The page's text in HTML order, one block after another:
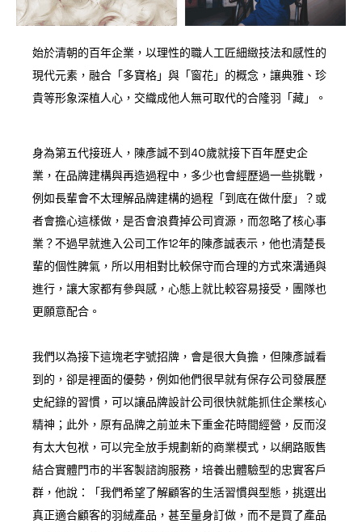
始於清朝的百年企業，以理性的職人工匠細緻技法和感性的
現代元素，融合「多寶格」與「窗花」的概念，讓典雅、珍
貴等形象深植人心，交織成他人無可取代的合隆羽「藏」。
身為第五代接班人，陳彥誠不到40歲就接下百年歷史企
業，在品牌建構與再造過程中，多少也會經歷過一些挑戰，
例如長輩會不太理解品牌建構的過程「到底在做什麼」？或
者會擔心這樣做，是否會浪費掉公司資源，而忽略了核心事
業？不過早就進入公司工作12年的陳彥誠表示，他也清楚長
輩的個性脾氣，所以用相對比較保守而合理的方式來溝通與
進行，讓大家都有參與感，心態上就比較容易接受，團隊也
更願意配合。
我們以為接下這塊老字號招牌，會是很大負擔，但陳彥誠看
到的，卻是裡面的優勢，例如他們很早就有保存公司發展歷
史紀錄的習慣，可以讓品牌設計公司很快就能抓住企業核心
精神；此外，原有品牌之前並未下重金花時間經營，反而沒
有太大包袱，可以完全放手規劃新的商業模式，以網路販售
結合實體門市的半客製諮詢服務，培養出體驗型的忠實客戶
群，他說：「我們希望了解顧客的生活習慣與型態，挑選出
真正適合顧客的羽絨產品，甚至量身訂做，而不是買了產品